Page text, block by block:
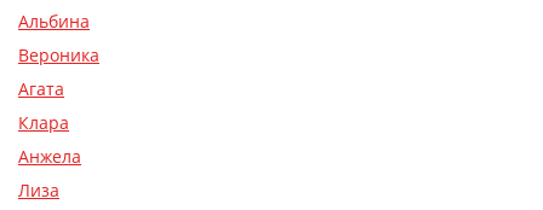
Альбина
Вероника
Агата
Клара
Анжела
Лиза